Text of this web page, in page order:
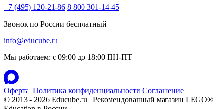
+7 (495) 120-21-86 8 800 301-14-45
Звонок по России бесплатный
info@educube.ru
Мы работаем: c 09:00 до 18:00 ПН-ПТ
Оферта Политика конфиденциальности Соглашение
© 2013 - 2026 Educube.ru | Рекомендованный магазин LEGO®